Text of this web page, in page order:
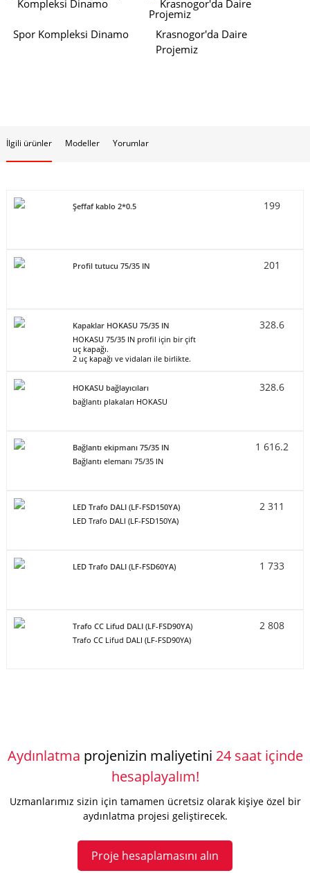
Spor Kompleksi Dinamo
Krasnogor'da Daire
Projemiz
İlgili ürünler Modeller Yorumlar
Şeffaf kablo 2*0.5 199
Profil tutucu 75/35 IN 201
Kapaklar HOKASU 75/35 IN
HOKASU 75/35 IN profil için bir çift
uç kapağı.
2 uç kapağı ve vidaları ile birlikte.
328.6
HOKASU bağlayıcıları
bağlantı plakaları HOKASU
328.6
Bağlantı ekipmanı 75/35 IN
Bağlantı elemanı 75/35 IN
1 616.2
LED Trafo DALI (LF-FSD150YA)
LED Trafo DALI (LF-FSD150YA)
2 311
LED Trafo DALI (LF-FSD60YA) 1 733
Trafo CC Lifud DALI (LF-FSD90YA)
Trafo CC Lifud DALI (LF-FSD90YA)
2 808
Aydınlatma projenizin maliyetini 24 saat içinde
hesaplayalım!
Uzmanlarımız sizin için tamamen ücretsiz olarak kişiye özel bir
aydınlatma projesi geliştirecek.
Proje hesaplamasını alın